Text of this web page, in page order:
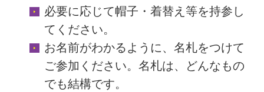
必要に応じて帽子・着替え等を持参し
てください。
お名前がわかるように、名札をつけて
ご参加ください。名札は、どんなもの
でも結構です。